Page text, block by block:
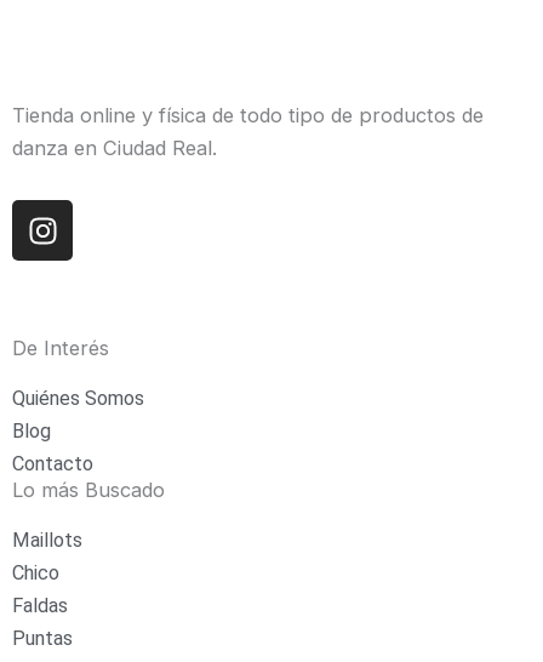
Tienda online y física de todo tipo de productos de
danza en Ciudad Real.
I
n
a
g
r
a
m
De Interés
Quiénes Somos
Blog
Contacto
Lo más Buscado
Maillots
Chico
Faldas
Puntas